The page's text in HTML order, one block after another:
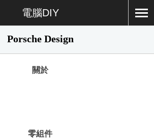
電腦DIY
Porsche Design
關於
零組件